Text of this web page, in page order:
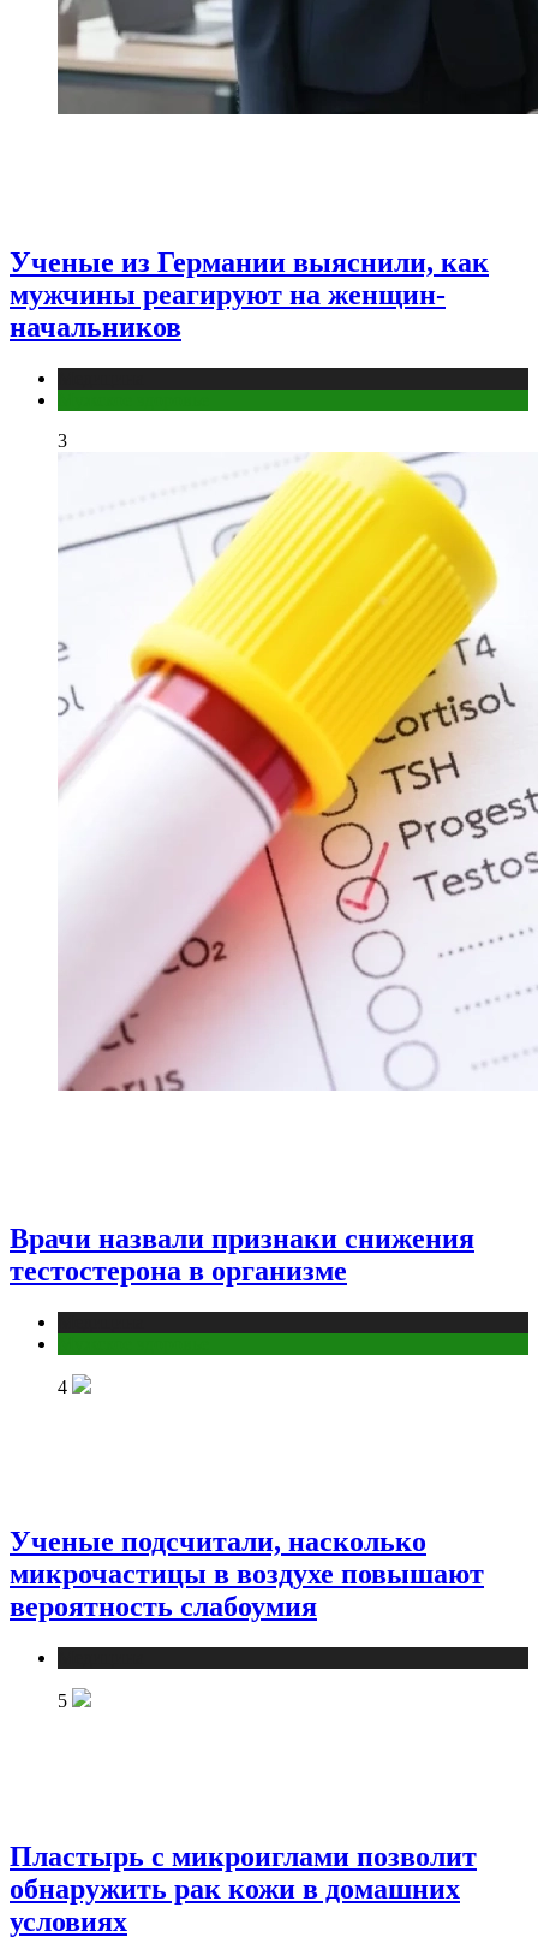
Ученые из Германии выяснили, как
мужчины реагируют на женщин-
начальников
3
Врачи назвали признаки снижения
тестостерона в организме
4
Ученые подсчитали, насколько
микрочастицы в воздухе повышают
вероятность слабоумия
5
Пластырь с микроиглами позволит
обнаружить рак кожи в домашних
условиях